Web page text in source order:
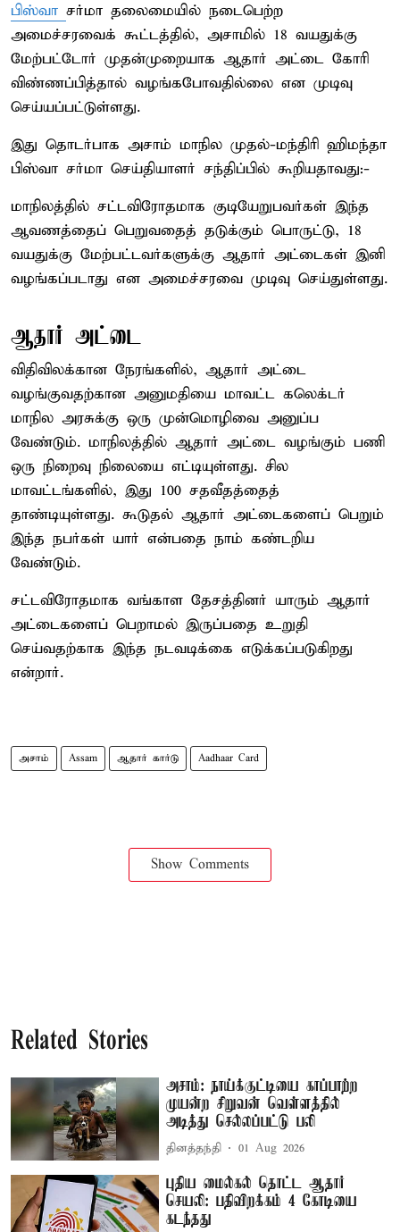
பிஸ்வா சர்மா தலைமையில் நடைபெற்ற
அமைச்சரவைக் கூட்டத்தில், அசாமில் 18 வயதுக்கு
மேற்பட்டோர் முதன்முறையாக ஆதார் அட்டை கோரி
விண்ணப்பித்தால் வழங்கபோவதில்லை என முடிவு
செய்யப்பட்டுள்ளது.
இது தொடர்பாக அசாம் மாநில முதல்-மந்திரி ஹிமந்தா
பிஸ்வா சர்மா செய்தியாளர் சந்திப்பில் கூறியதாவது:-
மாநிலத்தில் சட்டவிரோதமாக குடியேறுபவர்கள் இந்த
ஆவணத்தைப் பெறுவதைத் தடுக்கும் பொருட்டு, 18
வயதுக்கு மேற்பட்டவர்களுக்கு ஆதார் அட்டைகள் இனி
வழங்கப்படாது என அமைச்சரவை முடிவு செய்துள்ளது.
ஆதார் அட்டை
விதிவிலக்கான நேரங்களில், ஆதார் அட்டை
வழங்குவதற்கான அனுமதியை மாவட்ட கலெக்டர்
மாநில அரசுக்கு ஒரு முன்மொழிவை அனுப்ப
வேண்டும். மாநிலத்தில் ஆதார் அட்டை வழங்கும் பணி
ஒரு நிறைவு நிலையை எட்டியுள்ளது. சில
மாவட்டங்களில், இது 100 சதவீதத்தைத்
தாண்டியுள்ளது. கூடுதல் ஆதார் அட்டைகளைப் பெறும்
இந்த நபர்கள் யார் என்பதை நாம் கண்டறிய
வேண்டும்.
சட்டவிரோதமாக வங்காள தேசத்தினர் யாரும் ஆதார்
அட்டைகளைப் பெறாமல் இருப்பதை உறுதி
செய்வதற்காக இந்த நடவடிக்கை எடுக்கப்படுகிறது
என்றார்.
அசாம் Assam ஆதார் கார்டு Aadhaar Card
Show Comments
Related Stories
அசாம்: நாய்க்குட்டியை காப்பாற்ற
முயன்ற சிறுவன் வெள்ளத்தில்
அடித்து செல்லப்பட்டு பலி
தினத்தந்தி 01 Aug 2026
புதிய மைல்கல் தொட்ட ஆதார்
செயலி: பதிவிறக்கம் 4 கோடியை
கடந்தது